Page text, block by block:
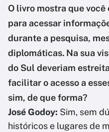
O livro mostra que
para acessar
durante a pesquisa,
diplomáticas. Na sua
do Sul deveriam
facilitar o acesso a
sim, de que forma?
José Godoy: Sim, sem
históricos e lugares de